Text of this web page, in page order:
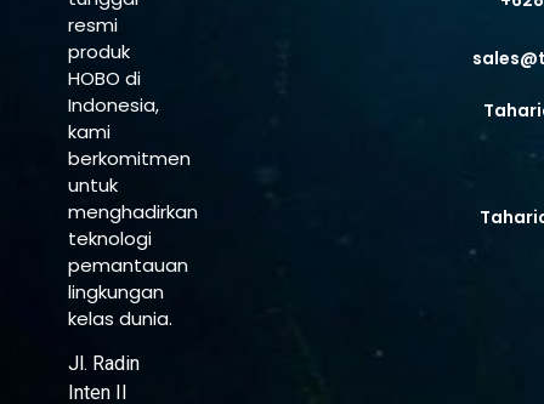
resmi
produk
HOBO di
Indonesia,
kami
berkomitmen
untuk
menghadirkan
teknologi
pemantauan
lingkungan
kelas dunia.
Jl. Radin
Inten II